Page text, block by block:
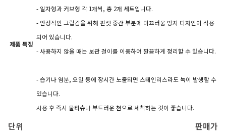
제품 특징
- 일자형과 커브형 각 1개씩, 총 2개 세트입니다.
- 안정적인 그립감을 위해 핀셋 중간 부분에 미끄러움 방지 디자인이 적용
되어 있습니다.
- 사용하지 않을 때는 보관 걸이를 이용하여 깔끔하게 정리할 수 있습니다.
- 습기나 염분, 오일 등에 장시간 노출되면 스테인리스라도 녹이 발생할 수
있습니다.
사용 후 즉시 물티슈나 부드러운 천으로 세척하는 것이 좋습니다.
단위
판매가